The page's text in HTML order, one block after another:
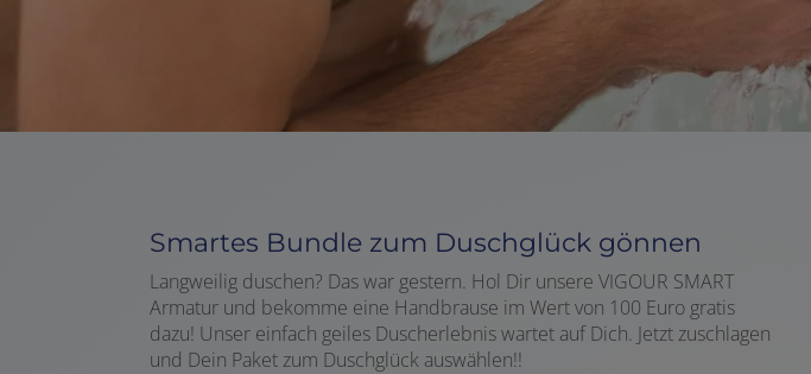
Smartes Bundle zum Duschglück gönnen
Langweilig duschen? Das war gestern. Hol Dir unsere VIGOUR SMART
Armatur und bekomme eine Handbrause im Wert von 100 Euro gratis
dazu! Unser einfach geiles Duscherlebnis wartet auf Dich. Jetzt zuschlagen
und Dein Paket zum Duschglück auswählen!!